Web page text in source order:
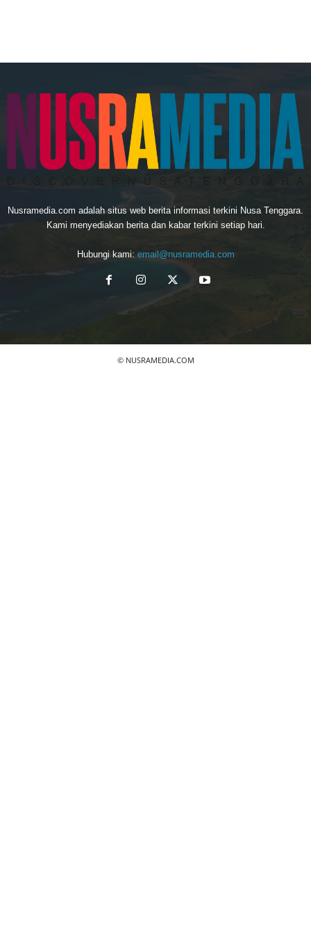
Nusramedia.com adalah situs web berita informasi terkini Nusa Tenggara.
Kami menyediakan berita dan kabar terkini setiap hari.
Hubungi kami: email@nusramedia.com
© NUSRAMEDIA.COM